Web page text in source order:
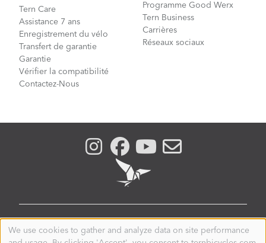
Tern Care
Assistance 7 ans
Enregistrement du vélo
Transfert de garantie
Garantie
Vérifier la compatibilité
Contactez-Nous
Programme Good Werx
Tern Business
Carrières
Réseaux sociaux
SWITZERLAND
Use
We use cookies to gather and analyze data on site performance